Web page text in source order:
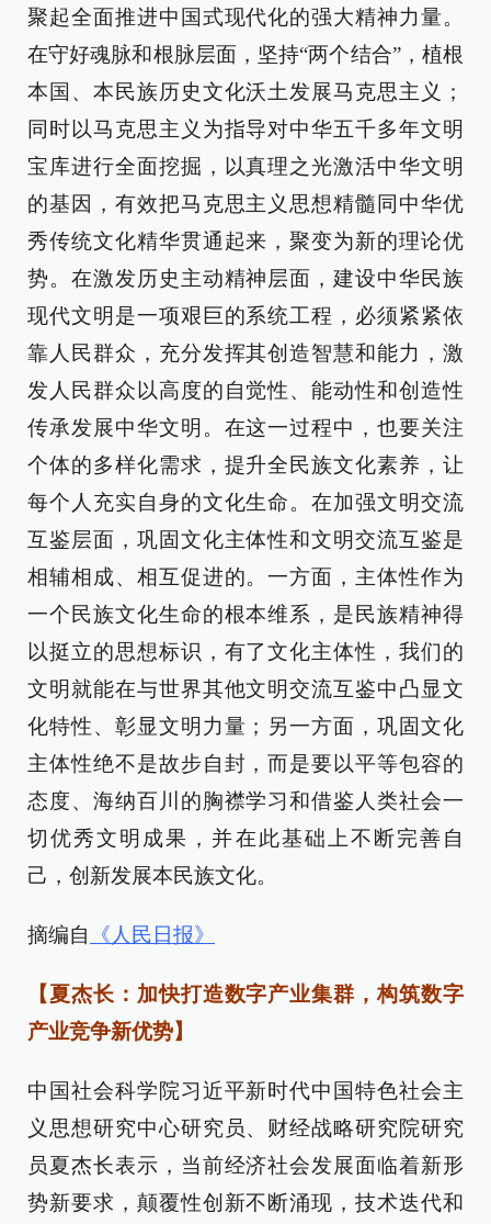
聚起全面推进中国式现代化的强大精神力量。
在守好魂脉和根脉层面，坚持“两个结合”，植根
本国、本民族历史文化沃土发展马克思主义；
同时以马克思主义为指导对中华五千多年文明
宝库进行全面挖掘，以真理之光激活中华文明
的基因，有效把马克思主义思想精髓同中华优
秀传统文化精华贯通起来，聚变为新的理论优
势。在激发历史主动精神层面，建设中华民族
现代文明是一项艰巨的系统工程，必须紧紧依
靠人民群众，充分发挥其创造智慧和能力，激
发人民群众以高度的自觉性、能动性和创造性
传承发展中华文明。在这一过程中，也要关注
个体的多样化需求，提升全民族文化素养，让
每个人充实自身的文化生命。在加强文明交流
互鉴层面，巩固文化主体性和文明交流互鉴是
相辅相成、相互促进的。一方面，主体性作为
一个民族文化生命的根本维系，是民族精神得
以挺立的思想标识，有了文化主体性，我们的
文明就能在与世界其他文明交流互鉴中凸显文
化特性、彰显文明力量；另一方面，巩固文化
主体性绝不是故步自封，而是要以平等包容的
态度、海纳百川的胸襟学习和借鉴人类社会一
切优秀文明成果，并在此基础上不断完善自
己，创新发展本民族文化。
摘编自 《人民日报》
【夏杰长：加快打造数字产业集群，构筑数字
产业竞争新优势】
中国社会科学院习近平新时代中国特色社会主
义思想研究中心研究员、财经战略研究院研究
员夏杰长表示，当前经济社会发展面临着新形
势新要求，颠覆性创新不断涌现，技术迭代和